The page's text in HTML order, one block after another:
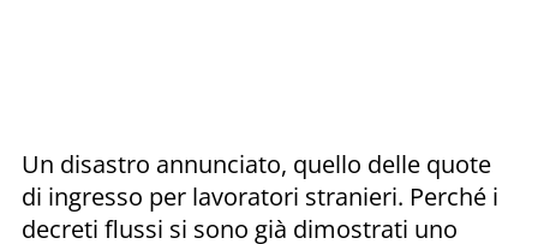
Un disastro annunciato, quello delle quote
di ingresso per lavoratori stranieri. Perché i
decreti flussi si sono già dimostrati uno